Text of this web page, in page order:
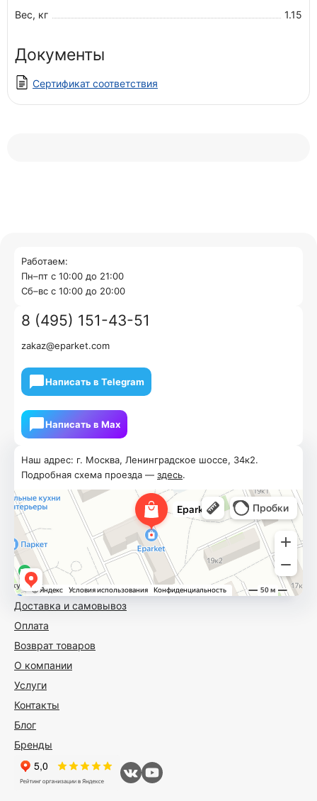
Вес, кг
1.15
Документы
Сертификат соответствия
Доставка и самовывоз
Оплата
Возврат товаров
О компании
Услуги
Контакты
Блог
Бренды
Наш адрес: г. Москва, Ленинградское шоссе, 34к2.
Подробная схема проезда — здесь.
Работаем:
Пн–пт с 10:00 до 21:00
Cб–вс с 10:00 до 20:00
8 (495) 151-43-51
zakaz@eparket.com
Написать в Telegram
Написать в Мах